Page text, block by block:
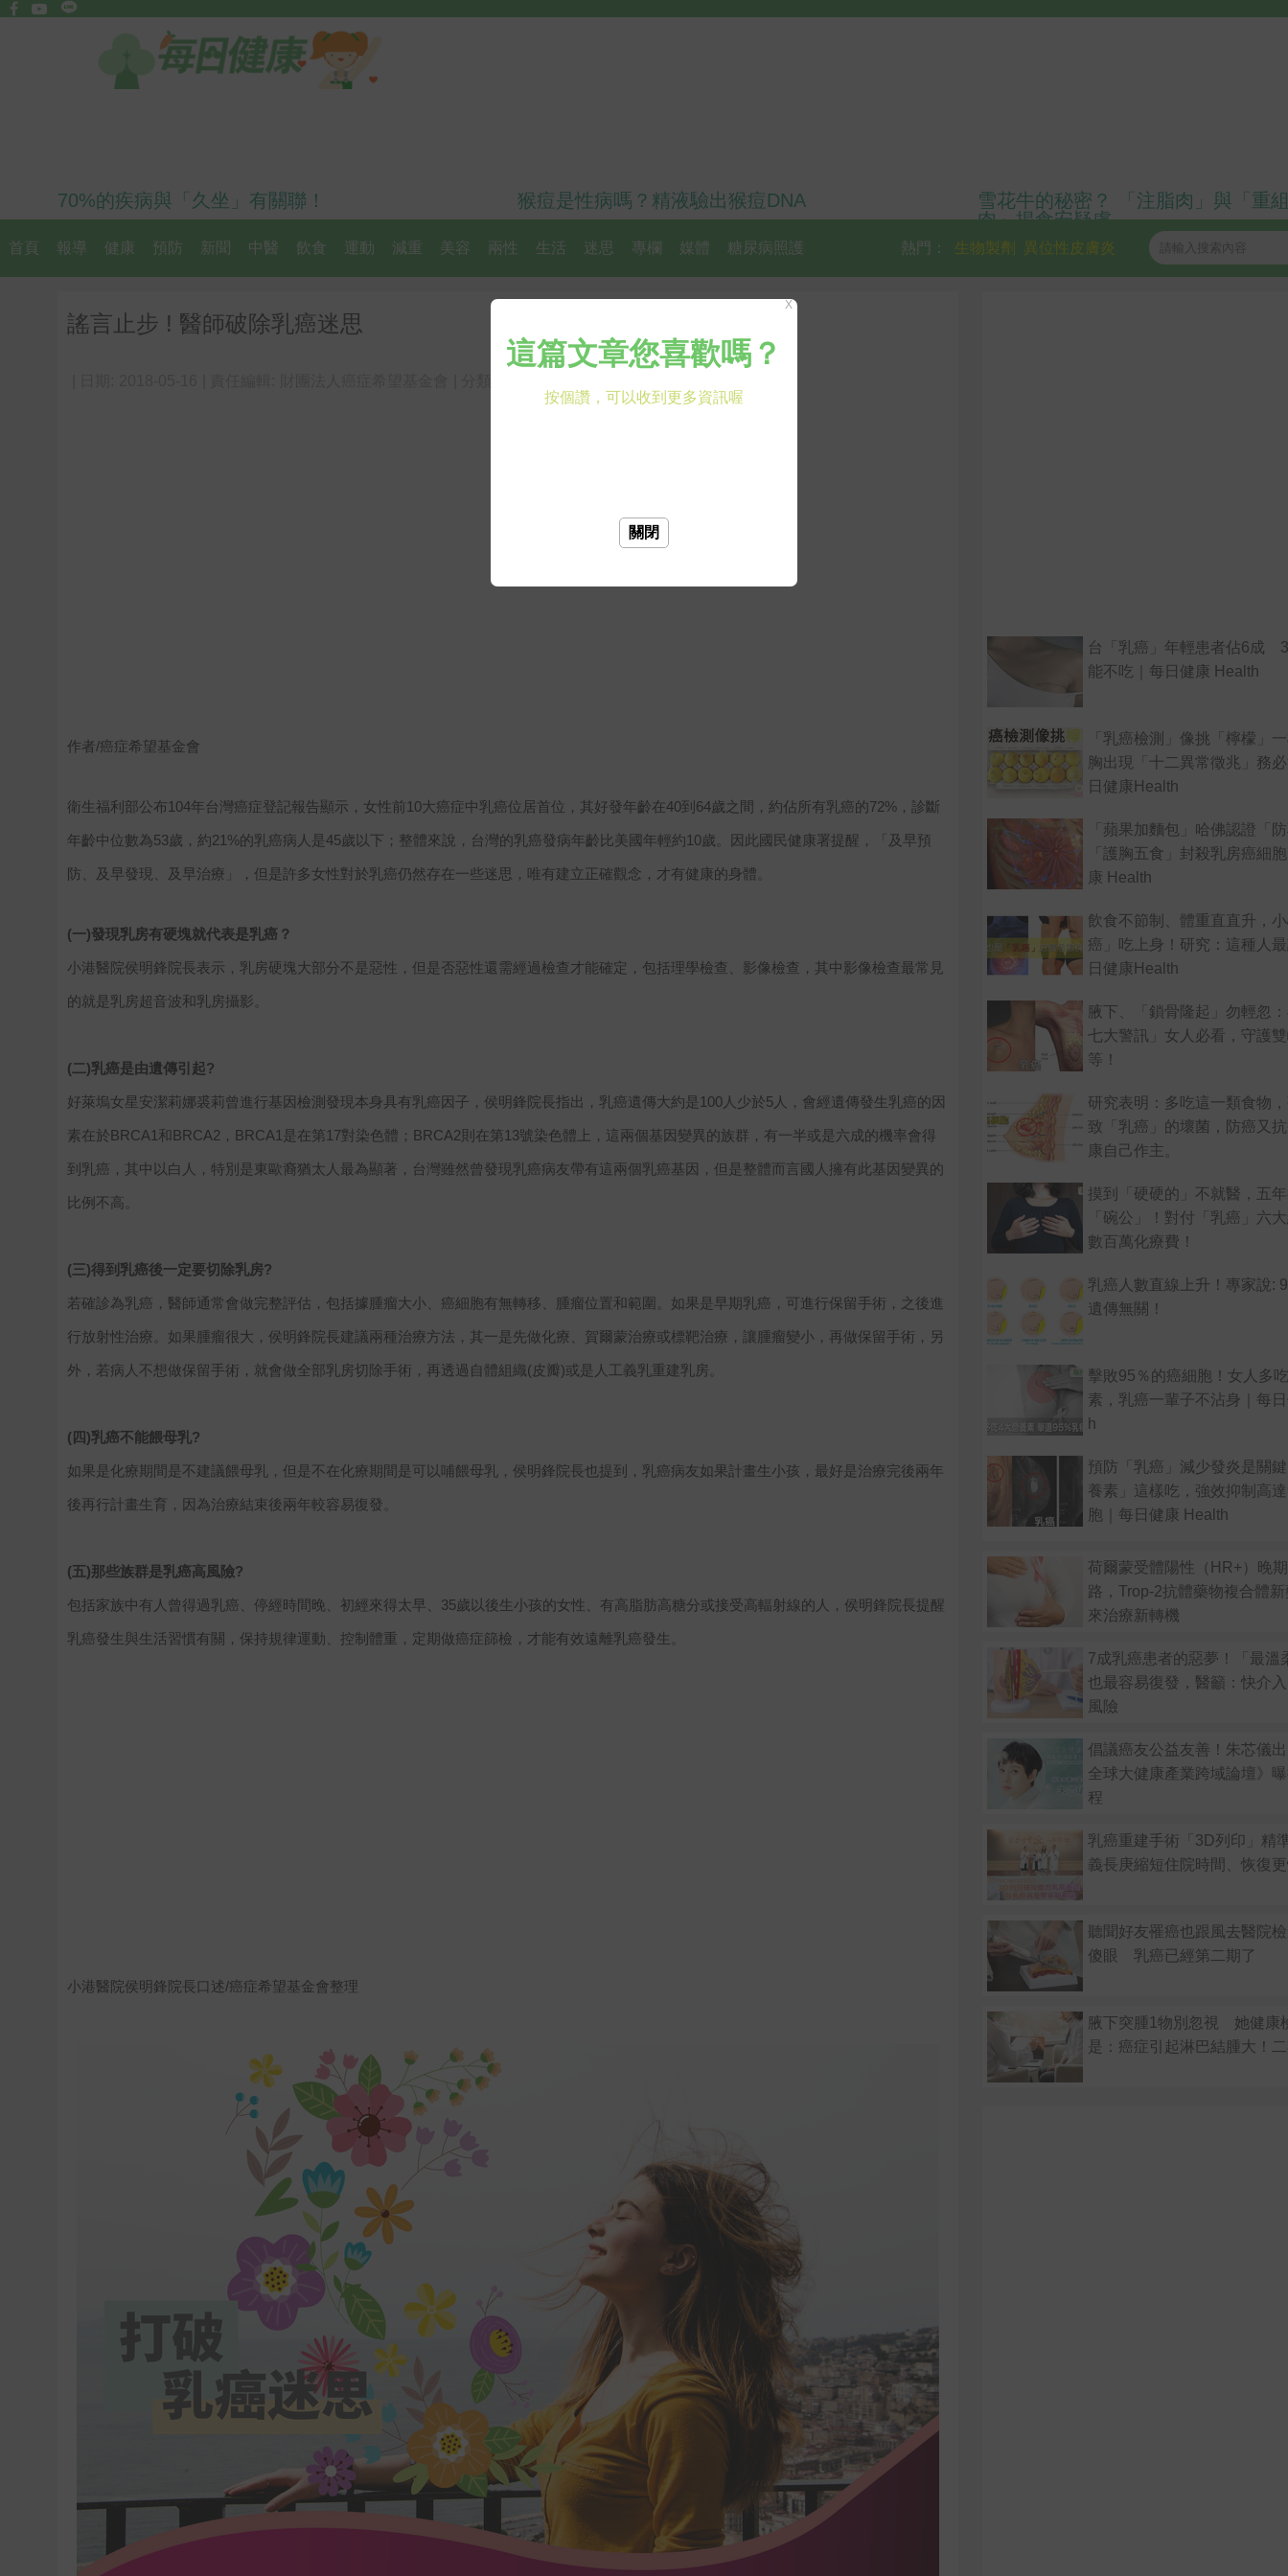
70%的疾病與「久坐」有關聯！ 猴痘是性病嗎？精液驗出猴痘DNA
雪花牛的秘密？ 「注脂肉」與「重
肉」揭食安疑慮
首頁 報導 健康 預防 新聞 中醫 飲食 運動 減重 美容 兩性 生活 迷思 專欄 媒體 糖尿病照護 異位性皮膚炎
生物製劑
熱門：
謠言止步 ! 醫師破除乳癌迷思
作者/癌症希望基金會
衛生福利部公布104年台灣癌症登記報告顯示，女性前10大癌症中乳癌位居首位，其好發年齡在40到64歲之間，約佔所有乳癌的72%，診斷
年齡中位數為53歲，約21%的乳癌病人是45歲以下；整體來說，台灣的乳癌發病年齡比美國年輕約10歲。因此國民健康署提醒，「及早預
防、及早發現、及早治療」，但是許多女性對於乳癌仍然存在一些迷思，唯有建立正確觀念，才有健康的身體。
(一)發現乳房有硬塊就代表是乳癌？
小港醫院侯明鋒院長表示，乳房硬塊大部分不是惡性，但是否惡性還需經過檢查才能確定，包括理學檢查、影像檢查，其中影像檢查最常見
的就是乳房超音波和乳房攝影。
(二)乳癌是由遺傳引起?
好萊塢女星安潔莉娜裘莉曾進行基因檢測發現本身具有乳癌因子，侯明鋒院長指出，乳癌遺傳大約是100人少於5人，會經遺傳發生乳癌的因
素在於BRCA1和BRCA2，BRCA1是在第17對染色體；BRCA2則在第13號染色體上，這兩個基因變異的族群，有一半或是六成的機率會得
到乳癌，其中以白人，特別是東歐裔猶太人最為顯著，台灣雖然曾發現乳癌病友帶有這兩個乳癌基因，但是整體而言國人擁有此基因變異的
比例不高。
(三)得到乳癌後一定要切除乳房?
若確診為乳癌，醫師通常會做完整評估，包括據腫瘤大小、癌細胞有無轉移、腫瘤位置和範圍。如果是早期乳癌，可進行保留手術，之後進
行放射性治療。如果腫瘤很大，侯明鋒院長建議兩種治療方法，其一是先做化療、賀爾蒙治療或標靶治療，讓腫瘤變小，再做保留手術，另
外，若病人不想做保留手術，就會做全部乳房切除手術，再透過自體組織(皮瓣)或是人工義乳重建乳房。
(四)乳癌不能餵母乳?
如果是化療期間是不建議餵母乳，但是不在化療期間是可以哺餵母乳，侯明鋒院長也提到，乳癌病友如果計畫生小孩，最好是治療完後兩年
後再行計畫生育，因為治療結束後兩年較容易復發。
(五)那些族群是乳癌高風險?
包括家族中有人曾得過乳癌、停經時間晚、初經來得太早、35歲以後生小孩的女性、有高脂肪高糖分或接受高輻射線的人，侯明鋒院長提醒
乳癌發生與生活習慣有關，保持規律運動、控制體重，定期做癌症篩檢，才能有效遠離乳癌發生。
小港醫院侯明鋒院長口述/癌症希望基金會整理
台「乳癌」年輕患者佔6成
能不吃｜每日健康 Health
「乳癌檢測」像挑「檸檬」
胸出現「十二異常徵兆」務
日健康Health
「蘋果加麵包」哈佛認證「
「護胸五食」封殺乳房癌細
康 Health
飲食不節制、體重直直升，
癌」吃上身！研究：這種人
日健康Health
腋下、「鎖骨隆起」勿輕忽
七大警訊」女人必看，守護
等！
研究表明：多吃這一類食物
致「乳癌」的壞菌，防癌又
康自己作主。
摸到「硬硬的」不就醫，五
「碗公」！對付「乳癌」六
數百萬化療費！
乳癌人數直線上升！專家說:
遺傳無關！
擊敗95％的癌細胞！女人多
素，乳癌一輩子不沾身｜每
h
預防「乳癌」減少發炎是關
養素」這樣吃，強效抑制高
胞｜每日健康 Health
荷爾蒙受體陽性（HR+）晚
路，Trop-2抗體藥物複合體
來治療新轉機
7成乳癌患者的惡夢！「最溫
也最容易復發，醫籲：快介
風險
倡議癌友公益友善！朱芯儀
全球大健康產業跨域論壇》
程
乳癌重建手術「3D列印」精
義長庚縮短住院時間、恢復
聽聞好友罹癌也跟風去醫院
傻眼 乳癌已經第二期了
腋下突腫1物別忽視 她健康
是：癌症引起淋巴結腫大！
X
關閉